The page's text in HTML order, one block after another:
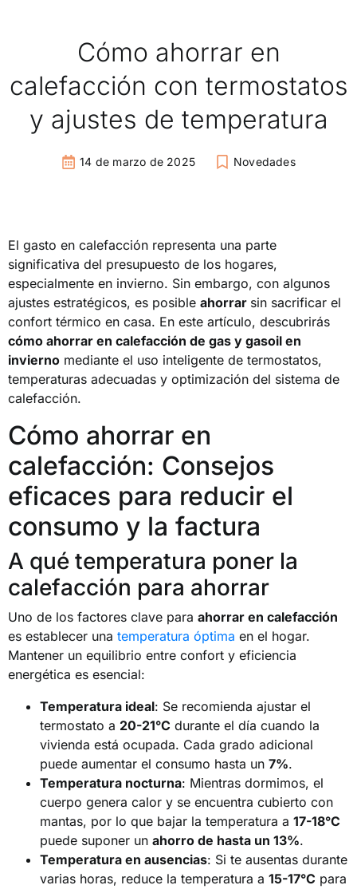
Cómo ahorrar en
calefacción con termostatos
y ajustes de temperatura
14 de marzo de 2025 Novedades
El gasto en calefacción representa una parte
significativa del presupuesto de los hogares,
especialmente en invierno. Sin embargo, con algunos
ajustes estratégicos, es posible ahorrar sin sacrificar el
confort térmico en casa. En este artículo, descubrirás
cómo ahorrar en calefacción de gas y gasoil en
invierno mediante el uso inteligente de termostatos,
temperaturas adecuadas y optimización del sistema de
calefacción.
Cómo ahorrar en
calefacción: Consejos
eficaces para reducir el
consumo y la factura
A qué temperatura poner la
calefacción para ahorrar
Uno de los factores clave para ahorrar en calefacción
es establecer una temperatura óptima en el hogar.
Mantener un equilibrio entre confort y eficiencia
energética es esencial:
Temperatura ideal: Se recomienda ajustar el
termostato a 20-21°C durante el día cuando la
vivienda está ocupada. Cada grado adicional
puede aumentar el consumo hasta un 7%.
Temperatura nocturna: Mientras dormimos, el
cuerpo genera calor y se encuentra cubierto con
mantas, por lo que bajar la temperatura a 17-18°C
puede suponer un ahorro de hasta un 13%.
Temperatura en ausencias: Si te ausentas durante
varias horas, reduce la temperatura a 15-17°C para